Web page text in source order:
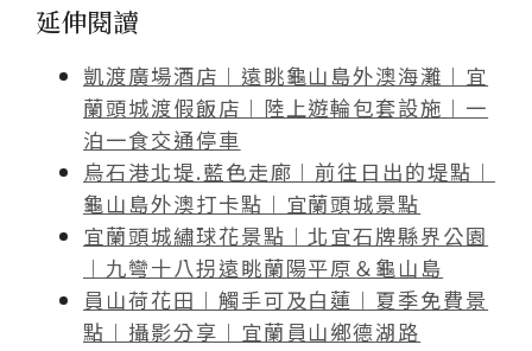
延伸閱讀
凱渡廣場酒店︱遠眺龜山島外澳海灘︱宜
蘭頭城渡假飯店︱陸上遊輪包套設施︱一
泊一食交通停車
烏石港北堤.藍色走廊︱前往日出的堤點︱
龜山島外澳打卡點︱宜蘭頭城景點
宜蘭頭城繡球花景點︱北宜石牌縣界公園
︱九彎十八拐遠眺蘭陽平原＆龜山島
員山荷花田︱觸手可及白蓮︱夏季免費景
點︱攝影分享︱宜蘭員山鄉德湖路